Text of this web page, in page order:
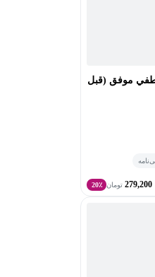
موفق (قبل
279,200 تومان 20٪